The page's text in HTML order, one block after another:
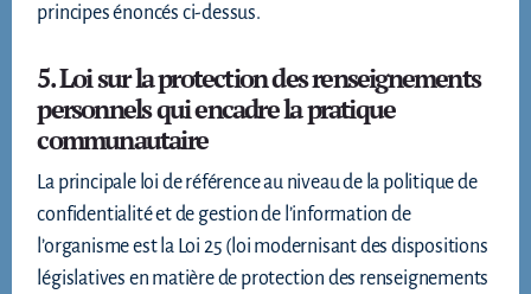
principes énoncés ci-dessus.
5. Loi sur la protection des renseignements
personnels qui encadre la pratique
communautaire
La principale loi de référence au niveau de la politique de
confidentialité et de gestion de l’information de
l’organisme est la Loi 25 (loi modernisant des dispositions
législatives en matière de protection des renseignements